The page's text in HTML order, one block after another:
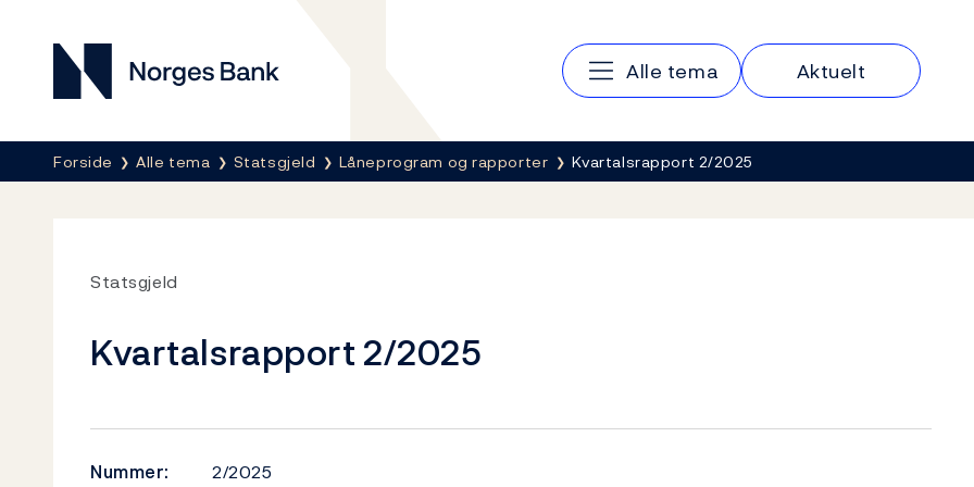
Norges Bank
Hovedmeny
Alle tema Aktuelt
Her er du nå:
Forside Alle tema Statsgjeld Låneprogram og rapporter Kvartalsrapport 2/2025
Statsgjeld
Kvartalsrapport 2/2025
Nummer: 2/2025